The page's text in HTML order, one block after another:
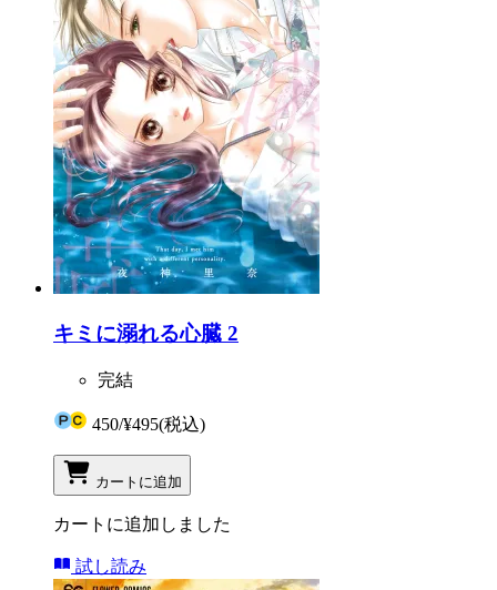
キミに溺れる心臓 2
完結
450/¥495(税込)
カートに追加
カートに追加しました
試し読み